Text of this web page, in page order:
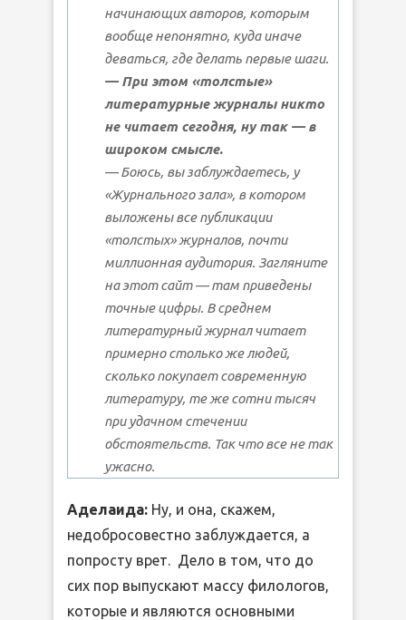
начинающих авторов, которым
вообще непонятно, куда иначе
деваться, где делать первые шаги.
— При этом «толстые»
литературные журналы никто
не читает сегодня, ну так — в
широком смысле.
— Боюсь, вы заблуждаетесь, у
«Журнального зала», в котором
выложены все публикации
«толстых» журналов, почти
миллионная аудитория. Загляните
на этот сайт — там приведены
точные цифры. В среднем
литературный журнал читает
примерно столько же людей,
сколько покупает современную
литературу, те же сотни тысяч
при удачном стечении
обстоятельств. Так что все не так
ужасно.
Аделаида: Ну, и она, скажем,
недобросовестно заблуждается, а
попросту врет. Дело в том, что до
сих пор выпускают массу филологов,
которые и являются основными